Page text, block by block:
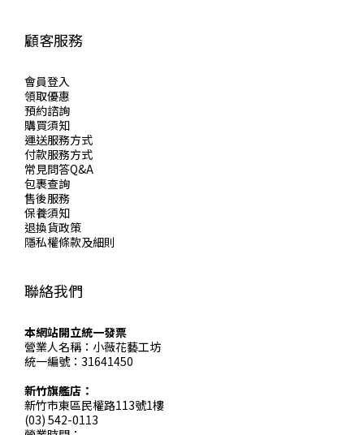
顧客服務
會員登入
領取優惠
預約諮詢
購買須知
運送服務方式
付款服務方式
常見問答Q&A
包裹查詢
售後服務
保養須知
退換貨政策
隱私權條款及細則
聯絡我們
本網站開立統一發票
營業人名稱：小薇花藝工坊
統一編號：31641450
新竹旗艦店：
新竹市東區民權路113號1樓
(03) 542-0113